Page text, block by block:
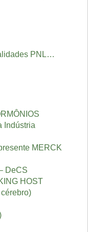
PNL…
Indústria
MERCK
DeCS
HOST